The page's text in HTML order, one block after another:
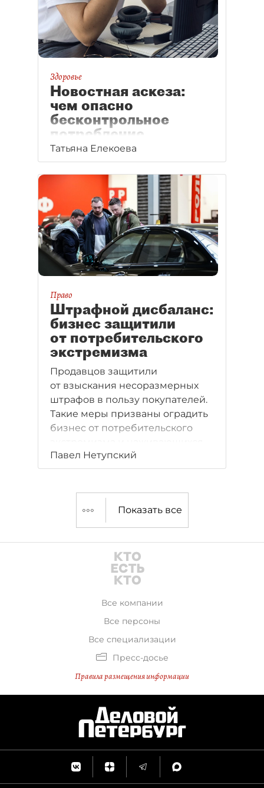
Здоровье
Новостная аскеза:
чем опасно
бесконтрольное
потребление
информации
потребления информации
может снизить тревожность
и улучшить психологическое
состояние.
Татьяна Елекоева
Право
Штрафной дисбаланс:
бизнес защитили
от потребительского
экстремизма
Продавцов защитили
от взыскания несоразмерных
штрафов в пользу покупателей.
Такие меры призваны оградить
бизнес от потребительского
на нём посредников.
Павел Нетупский
Показать все
Все компании
Все персоны
Все специализации
Пресс-досье
Правила размещения информации